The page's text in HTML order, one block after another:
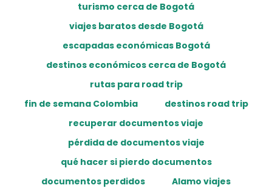
turismo cerca de Bogotá
viajes baratos desde Bogotá
escapadas económicas Bogotá
destinos económicos cerca de Bogotá
rutas para road trip
fin de semana Colombia
destinos road trip
recuperar documentos viaje
pérdida de documentos viaje
qué hacer si pierdo documentos
documentos perdidos
Alamo viajes